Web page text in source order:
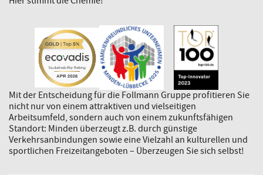
Mit der Entscheidung für die Follmann Gruppe profitieren Sie
nicht nur von einem attraktiven und vielseitigen
Arbeitsumfeld, sondern auch von einem zukunftsfähigen
Standort: Minden überzeugt z.B. durch günstige
Verkehrsanbindungen sowie eine Vielzahl an kulturellen und
sportlichen Freizeitangeboten – Überzeugen Sie sich selbst!